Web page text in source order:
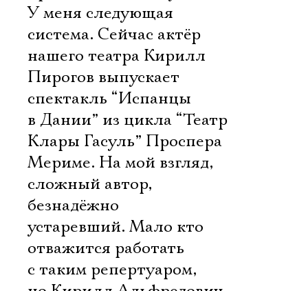
У меня следующая
система. Сейчас актёр
нашего театра Кирилл
Пирогов выпускает
спектакль “Испанцы
в Дании” из цикла “Театр
Клары Гасуль” Проспера
Мериме. На мой взгляд,
сложный автор,
безнадёжно
устаревший. Мало кто
отважится работать
с таким репертуаром,